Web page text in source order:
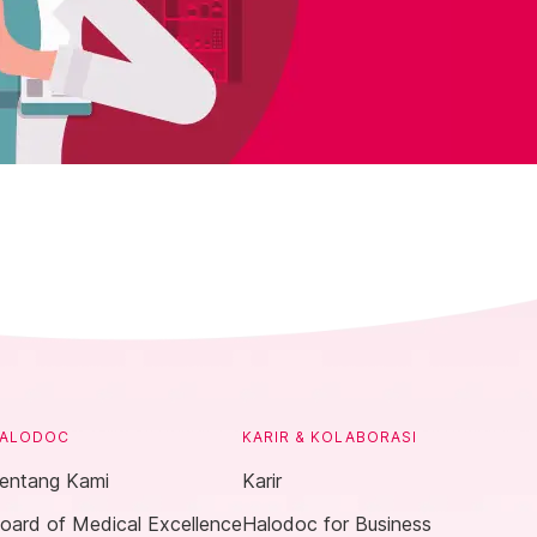
Kami
of Medical Excellence
KARIR & KOLABORASI
Karir
Halodoc for Business